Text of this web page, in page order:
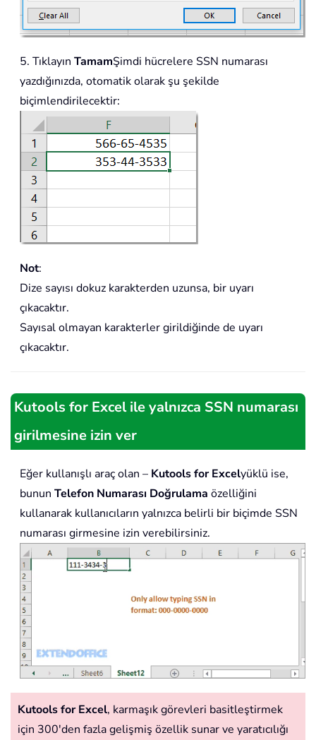
5. Tıklayın TamamŞimdi hücrelere SSN numarası
yazdığınızda, otomatik olarak şu şekilde
biçimlendirilecektir:
Not:
Dize sayısı dokuz karakterden uzunsa, bir uyarı
çıkacaktır.
Sayısal olmayan karakterler girildiğinde de uyarı
çıkacaktır.
Kutools for Excel ile yalnızca SSN numarası
girilmesine izin ver
Eğer kullanışlı araç olan – Kutools for Excelyüklü ise,
bunun Telefon Numarası Doğrulama özelliğini
kullanarak kullanıcıların yalnızca belirli bir biçimde SSN
numarası girmesine izin verebilirsiniz.
Kutools for Excel, karmaşık görevleri basitleştirmek
için 300'den fazla gelişmiş özellik sunar ve yaratıcılığı